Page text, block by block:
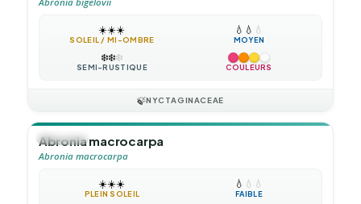
☀️☀️☀️
SOLEIL / MI-OMBRE
💧 💧 💧
MOYEN
❄️❄️❄️
SEMI-RUSTIQUE COULEURS
🍃NYCTAGINACEAE
🪴VIVACE
Abronia macrocarpa
Abronia macrocarpa
☀️☀️☀️
PLEIN SOLEIL
💧 💧 💧
FAIBLE